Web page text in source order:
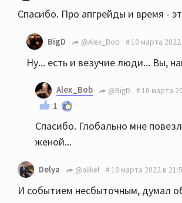
Спасибо. Про апгрейды и время -
BigD @Alex_Bob 10 марта 2022
Ну... есть и везучие люди... Вы,
Alex_Bob @BigD 10 марта
1
Спасибо. Глобально мне
женой...
Delya @allkef 10 марта 2022 в
И событием несбыточным, думал